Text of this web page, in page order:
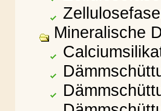
Mineralische